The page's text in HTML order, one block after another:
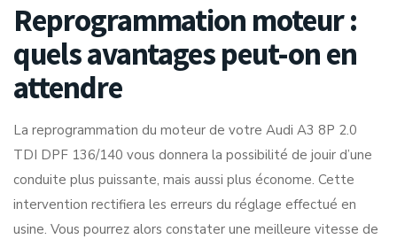
Reprogrammation moteur :
quels avantages peut-on en
attendre
La reprogrammation du moteur de votre Audi A3 8P 2.0
TDI DPF 136/140 vous donnera la possibilité de jouir d’une
conduite plus puissante, mais aussi plus économe. Cette
intervention rectifiera les erreurs du réglage effectué en
usine. Vous pourrez alors constater une meilleure vitesse de